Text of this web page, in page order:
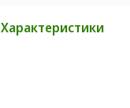
Характеристики